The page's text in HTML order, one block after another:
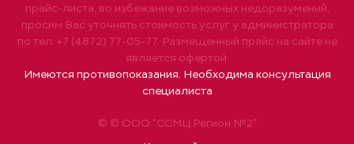
© © ООО "ССМЦ Регион №2"
прайс-листа, во избежание возможных недоразумений,
просим Вас уточнять стоимость услуг у администратора
по тел. +7 (4872) 77-05-77. Размещенный прайс на сайте не
является офертой.
Имеются противопоказания. Необходима консультация
специалиста